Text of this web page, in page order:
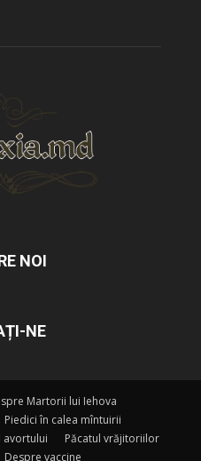
NOI
NE
Martorii lui Iehova
Piedici în calea mîntuirii
avortului
Păcatul vrăjitoriilor
Despre vaccine